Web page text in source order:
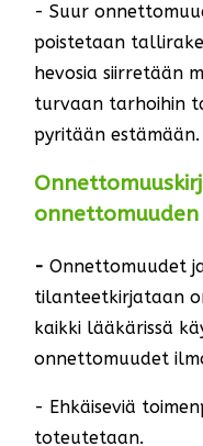
- Suur
poistetaan
hevosia siirretään
turvaan tarhoihin
pyritään estämään.
-Onnettomuudet
tilanteetkirjataan
kaikki lääkärissä
onnettomuudet
- Ehkäiseviä
toteutetaan.